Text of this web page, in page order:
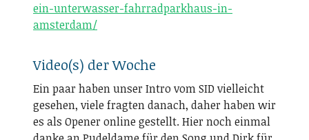
ein-unterwasser-fahrradparkhaus-in-
amsterdam/
Video(s) der Woche
Ein paar haben unser Intro vom SID vielleicht
gesehen, viele fragten danach, daher haben wir
es als Opener online gestellt. Hier noch einmal